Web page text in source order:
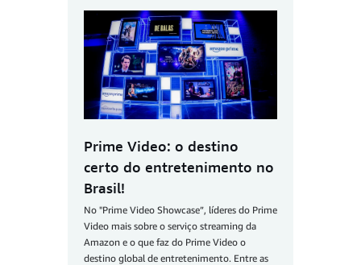
Prime Video: o destino
certo do entretenimento no
Brasil!
No "Prime Video Showcase”, líderes do Prime
Video mais sobre o serviço streaming da
Amazon e o que faz do Prime Video o
destino global de entretenimento. Entre as